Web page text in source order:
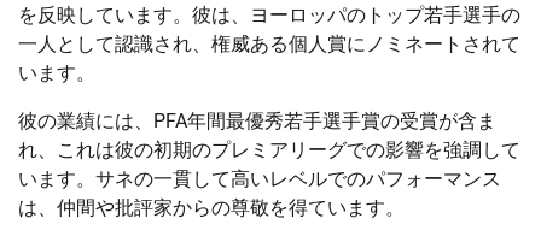
を反映しています。彼は、ヨーロッパのトップ若手選手の
一人として認識され、権威ある個人賞にノミネートされて
います。
彼の業績には、PFA年間最優秀若手選手賞の受賞が含ま
れ、これは彼の初期のプレミアリーグでの影響を強調して
います。サネの一貫して高いレベルでのパフォーマンス
は、仲間や批評家からの尊敬を得ています。